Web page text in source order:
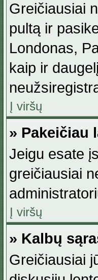
Greičiausiai
pultą ir
Londonas,
kaip ir
Į viršų
» Pakeičiau
Jeigu esate
greičiausiai
Į viršų
» Kalbų
Greičiausiai